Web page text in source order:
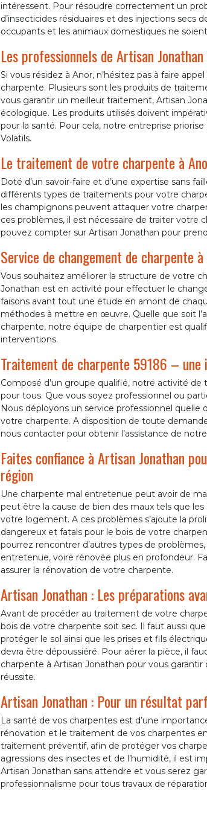
intéressent. Pour résoudre correctement un
d’insecticides résiduaires et des injections
occupants et les animaux domestiques ne
Les professionnels de Artisan
Si vous résidez à Anor, n’hésitez pas à faire
charpente. Plusieurs sont les produits de
vous garantir un meilleur traitement, Artisan
écologique. Les produits utilisés doivent
pour la santé. Pour cela, notre entreprise
Volatils.
Le traitement de votre charpente à
Doté d’un savoir-faire et d’une expertise sans
différents types de traitements pour votre
les champignons peuvent attaquer votre
ces problèmes, il est nécessaire de traiter votre
pouvez compter sur Artisan Jonathan pour
Service de changement de charpente
Vous souhaitez améliorer la structure de votre
Jonathan est en activité pour effectuer le
faisons avant tout une étude en amont de
méthodes à mettre en œuvre. Quelle que soit
charpente, notre équipe de charpentier est
interventions.
Traitement de charpente 59186 – une
Composé d’un groupe qualifié, notre activité
pour tous. Que vous soyez professionnel ou
Nous déployons un service professionnel
votre charpente. A disposition de toute
nous contacter pour obtenir l’assistance de
Faites confiance à Artisan Jonathan
région
Une charpente mal entretenue peut avoir de
peut être la cause de bien des maux tels que
votre logement. A ces problèmes s’ajoute la
dangereux et fatals pour le bois de votre
pourrez rencontrer d’autres types de
entretenue, voire rénovée plus en profondeur.
assurer la rénovation de votre charpente.
Artisan Jonathan : Les préparations
Avant de procéder au traitement de votre
bois de votre charpente soit sec. Il faut aussi
protéger le sol ainsi que les prises et fils
devra être dépoussiéré. Pour aérer la pièce, il
charpente à Artisan Jonathan pour vous
réussite.
Artisan Jonathan : Pour un résultat
La santé de vos charpentes est d’une
rénovation et le traitement de vos charpentes
traitement préventif, afin de protéger vos
agressions des insectes et de l’humidité, il est
Artisan Jonathan sans attendre et vous serez
professionnalisme pour tous travaux de